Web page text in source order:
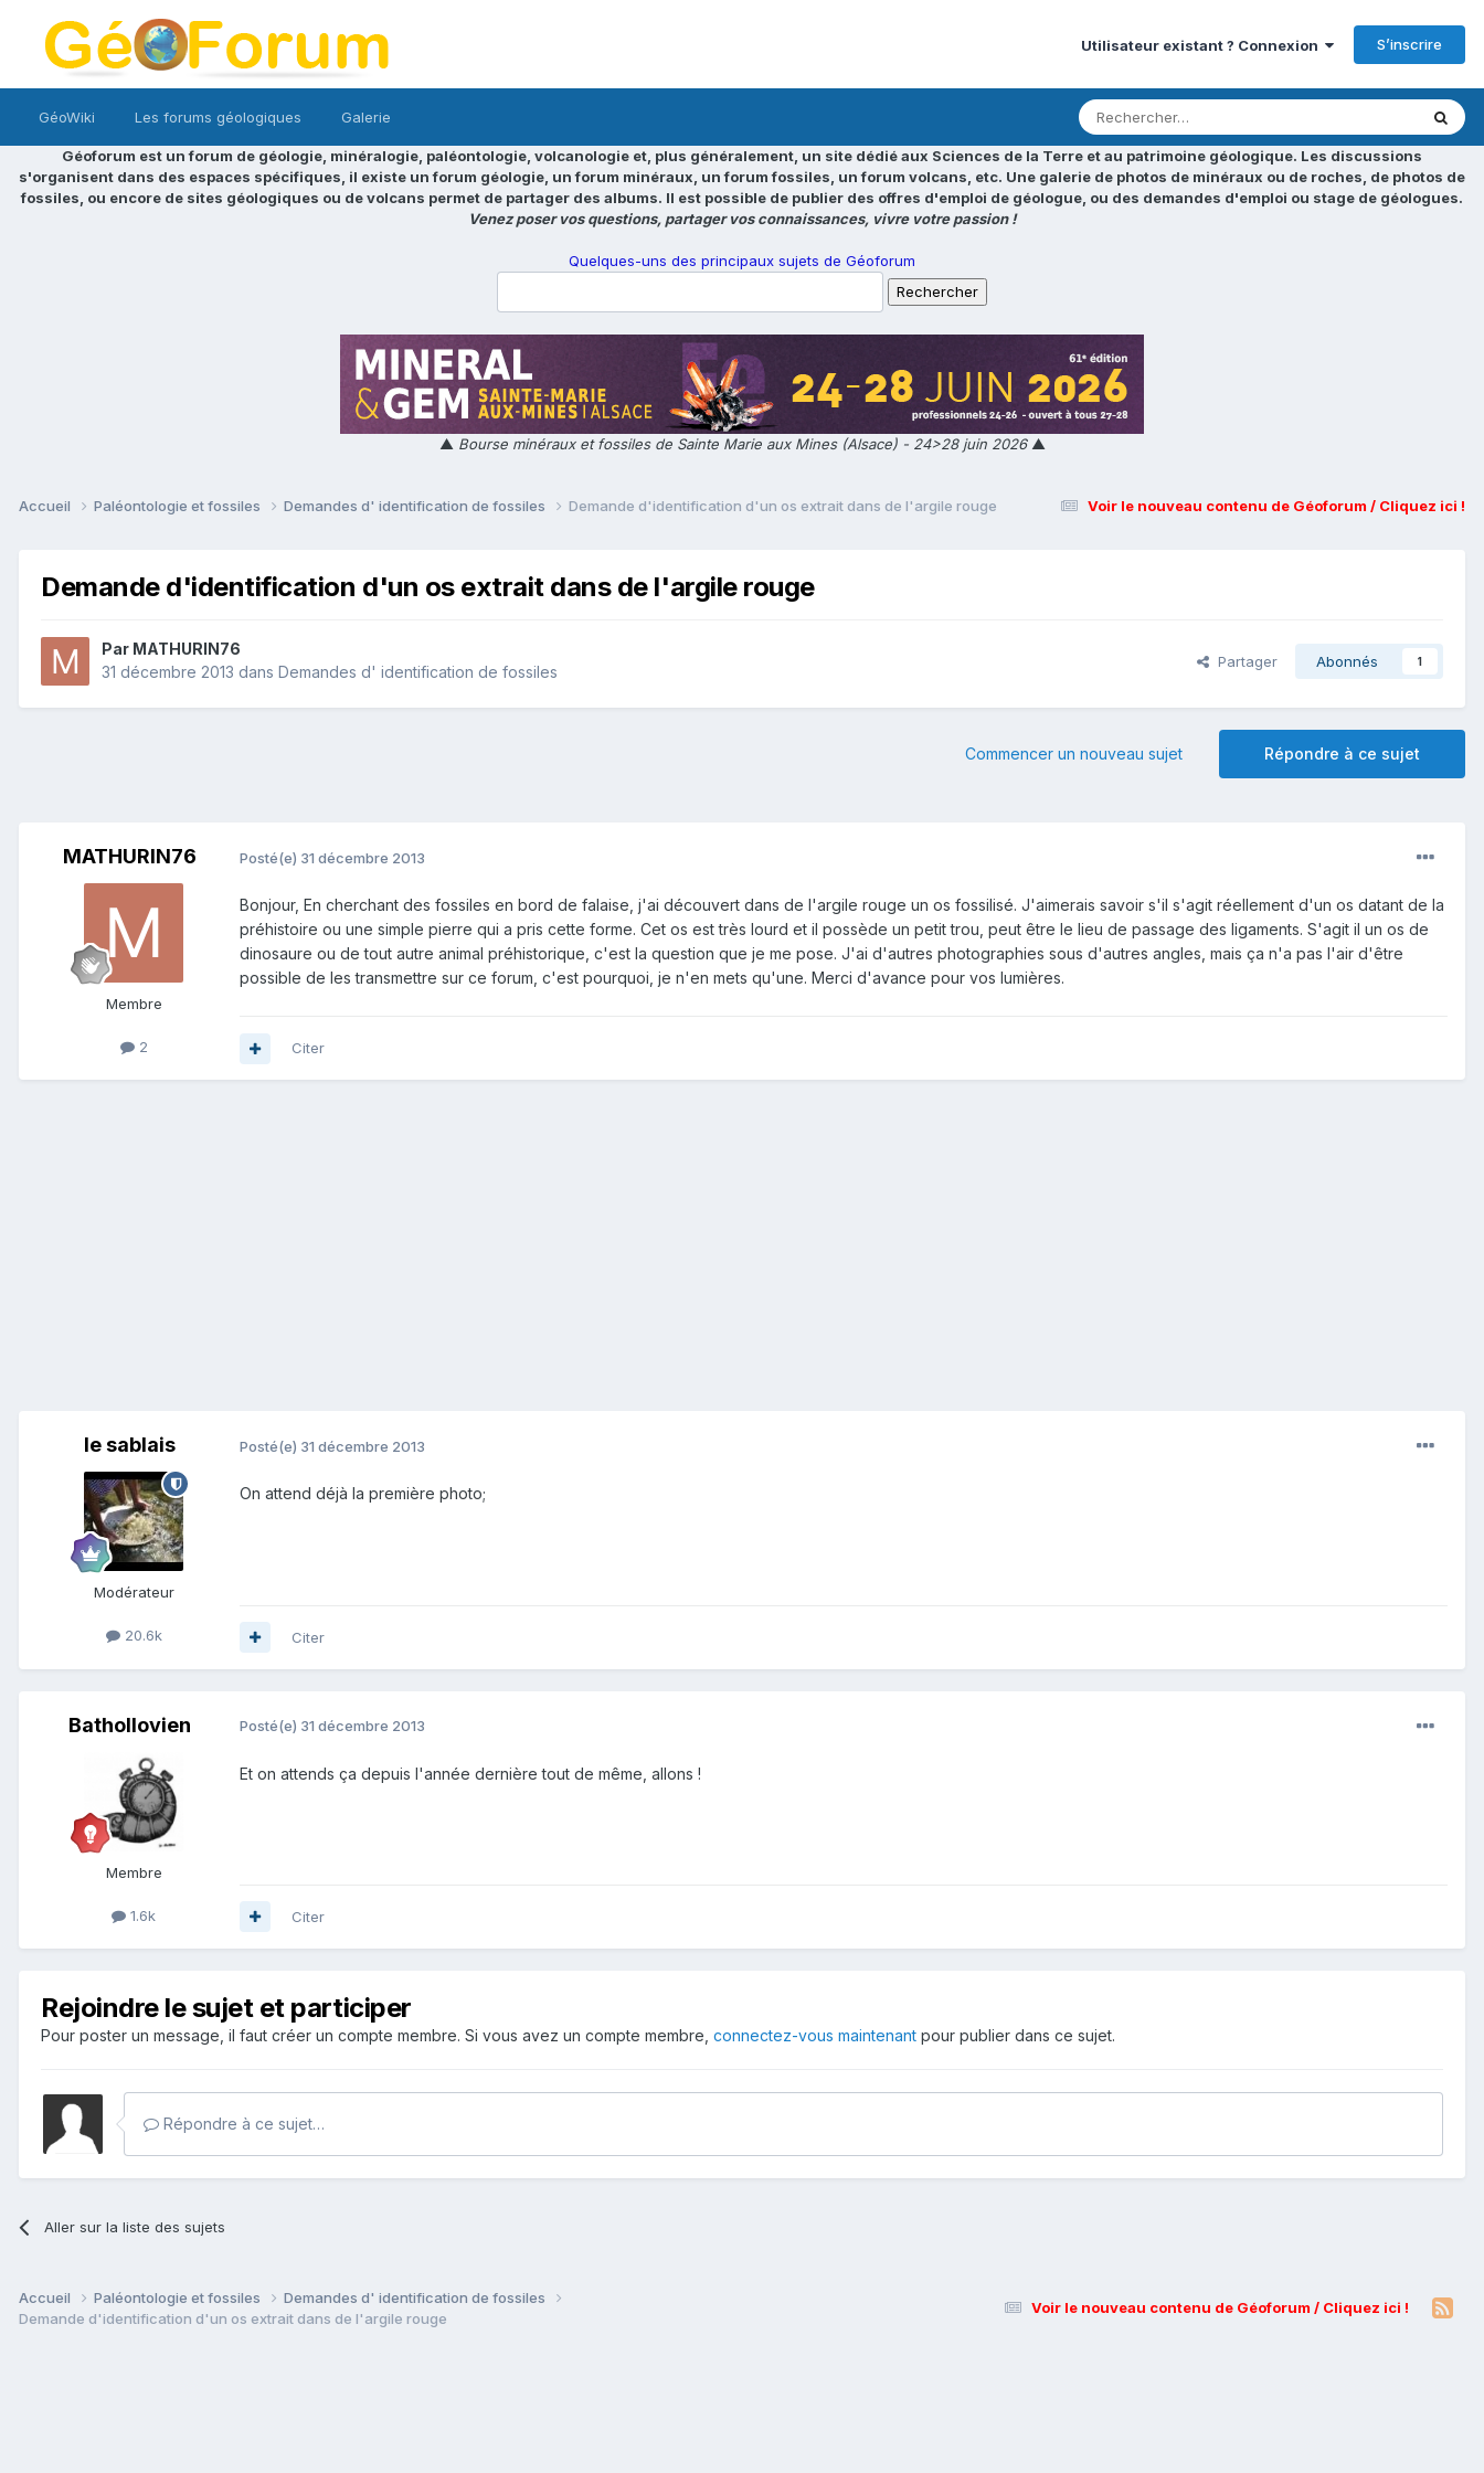
Utilisateur existant ? Connexion S’inscrire
GéoWiki Les forums géologiques Galerie
Géoforum est un forum de géologie, minéralogie, paléontologie, volcanologie et, plus généralement, un site dédié aux Sciences de la Terre et au patrimoine géologique. Les discussions
s'organisent dans des espaces spécifiques, il existe un forum géologie, un forum minéraux, un forum fossiles, un forum volcans, etc. Une galerie de photos de minéraux ou de roches, de photos de
fossiles, ou encore de sites géologiques ou de volcans permet de partager des albums. Il est possible de publier des offres d'emploi de géologue, ou des demandes d'emploi ou stage de géologues.
Venez poser vos questions, partager vos connaissances, vivre votre passion !
Quelques-uns des principaux sujets de Géoforum
▲ Bourse minéraux et fossiles de Sainte Marie aux Mines (Alsace) - 24>28 juin 2026▲
Voir le nouveau contenu de Géoforum / Cliquez ici !
Accueil Paléontologie et fossiles Demandes d' identification de fossiles Demande d'identification d'un os extrait dans de l'argile rouge
Demande d'identification d'un os extrait dans de l'argile rouge
Par MATHURIN76
31 décembre 2013 dans Demandes d' identification de fossiles
Partager Abonnés 1
Répondre à ce sujet
Commencer un nouveau sujet
MATHURIN76
Membre
2
Posté(e) 31 décembre 2013
Bonjour, En cherchant des fossiles en bord de falaise, j'ai découvert dans de l'argile rouge un os fossilisé. J'aimerais savoir s'il s'agit réellement d'un os datant de la
préhistoire ou une simple pierre qui a pris cette forme. Cet os est très lourd et il possède un petit trou, peut être le lieu de passage des ligaments. S'agit il un os de
dinosaure ou de tout autre animal préhistorique, c'est la question que je me pose. J'ai d'autres photographies sous d'autres angles, mais ça n'a pas l'air d'être
possible de les transmettre sur ce forum, c'est pourquoi, je n'en mets qu'une. Merci d'avance pour vos lumières.
Citer
le sablais
Modérateur
20.6k
Posté(e) 31 décembre 2013
On attend déjà la première photo;
Citer
Bathollovien
Membre
1.6k
Posté(e) 31 décembre 2013
Et on attends ça depuis l'année dernière tout de même, allons !
Citer
Rejoindre le sujet et participer
Pour poster un message, il faut créer un compte membre. Si vous avez un compte membre, connectez-vous maintenant pour publier dans ce sujet.
Répondre à ce sujet…
Aller sur la liste des sujets
Voir le nouveau contenu de Géoforum / Cliquez ici !
Accueil Paléontologie et fossiles
Demandes d' identification de fossiles
Demande d'identification d'un os extrait dans de l'argile rouge